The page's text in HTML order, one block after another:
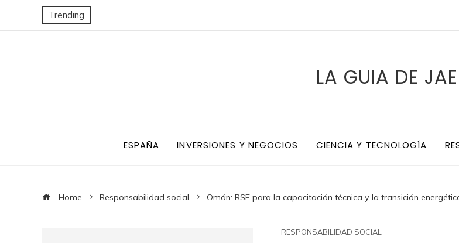
Trending
LA GUIA DE
ESPAÑA INVERSIONES Y NEGOCIOS CIENCIA Y TECNOLOGÍA
Home Responsabilidad social Omán: RSE para la capacitación técnica y la transición
RESPONSABILIDAD SOCIAL